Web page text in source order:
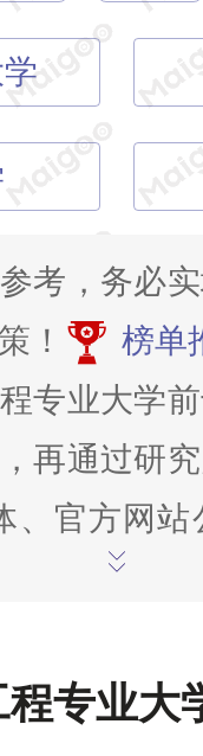
考，务必
！
榜单
专业大学
再通过研
、官方网
度、口碑
办学特色
程专业大